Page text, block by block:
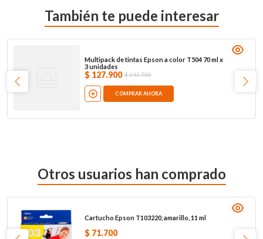
También te puede interesar
Multipack de tintas Epson a color T504 70 ml x
3 unidades
$ 127.900 $143.700
COMPRAR AHORA
Otros usuarios han comprado
Cartucho Epson T103220, amarillo, 11 ml
$ 71.700